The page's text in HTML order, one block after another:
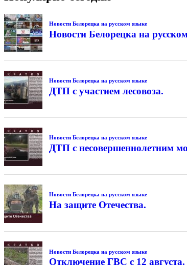
Новости Белорецка на русском языке
Новости Белорецка на
Новости Белорецка на русском языке
ДТП с участием лесовоза.
Новости Белорецка на русском языке
ДТП с несовершеннолетним
Новости Белорецка на русском языке
На защите Отечества.
Новости Белорецка на русском языке
Отключение ГВС с 12 августа.